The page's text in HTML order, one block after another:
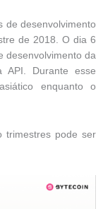
de desenvolvimento
de 2018. O dia 6
desenvolvimento da
API. Durante esse
enquanto o
trimestres pode ser